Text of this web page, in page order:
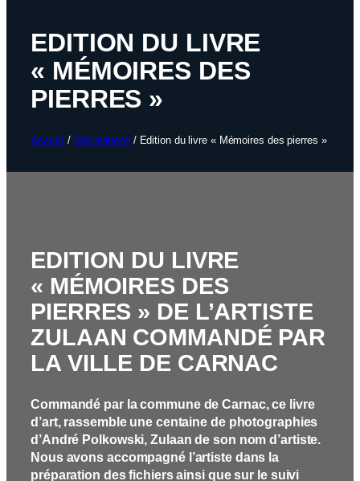
EDITION DU LIVRE
« MÉMOIRES DES
PIERRES »
Accueil / Réalisations / Edition du livre « Mémoires des pierres »
EDITION DU LIVRE
« MÉMOIRES DES
PIERRES » DE L’ARTISTE
ZULAAN COMMANDÉ PAR
LA VILLE DE CARNAC
Commandé par la commune de Carnac, ce livre
d’art, rassemble une centaine de photographies
d’André Polkowski, Zulaan de son nom d’artiste.
Nous avons accompagné l’artiste dans la
préparation des fichiers ainsi que sur le suivi